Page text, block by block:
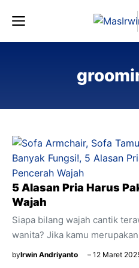
Menu
5 Alasan Pria Harus
Wajah
Siapa bilang wajah cantik
wanita? Jika kamu
melakukan perawatan pada
byIrwin Andriyanto 12 Maret